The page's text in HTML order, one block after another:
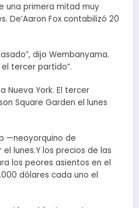
una primera mitad muy
De’Aaron Fox contabilizó 20
dijo Wembanyama.
tercer partido”.
Nueva York. El tercer
Square Garden el lunes
—neoyorquino de
lunes.Y los precios de las
los peores asientos en el
dólares cada uno el